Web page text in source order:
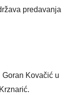
predavanja
Kovačić u